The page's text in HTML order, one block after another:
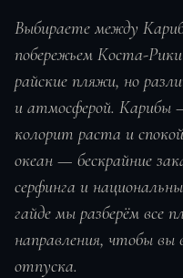
Выбираете между
побережьем Коста-
райские пляжи, но
и атмосферой. Карибы
колорит раста и
океан — бескрайние
серфинга и
гайде мы разберём все
направления, чтобы вы
отпуска.